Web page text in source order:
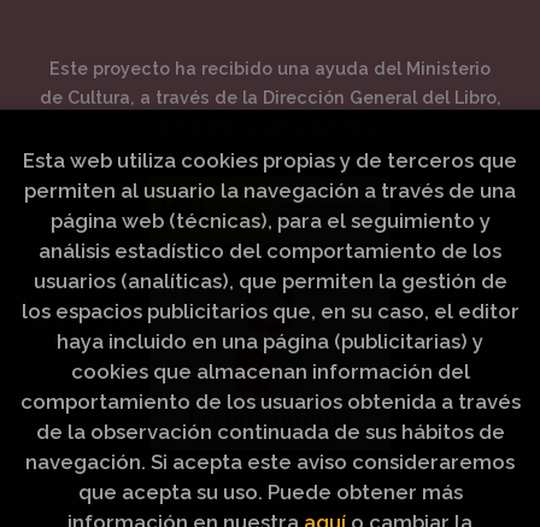
Este proyecto ha recibido una ayuda del Ministerio
de Cultura, a través de la Dirección General del Libro,
Esta web utiliza cookies propias y de terceros que
permiten al usuario la navegación a través de una
página web (técnicas), para el seguimiento y
análisis estadístico del comportamiento de los
usuarios (analíticas), que permiten la gestión de
los espacios publicitarios que, en su caso, el editor
haya incluido en una página (publicitarias) y
cookies que almacenan información del
comportamiento de los usuarios obtenida a través
de la observación continuada de sus hábitos de
navegación. Si acepta este aviso consideraremos
que acepta su uso. Puede obtener más
información en nuestra aquí o cambiar la